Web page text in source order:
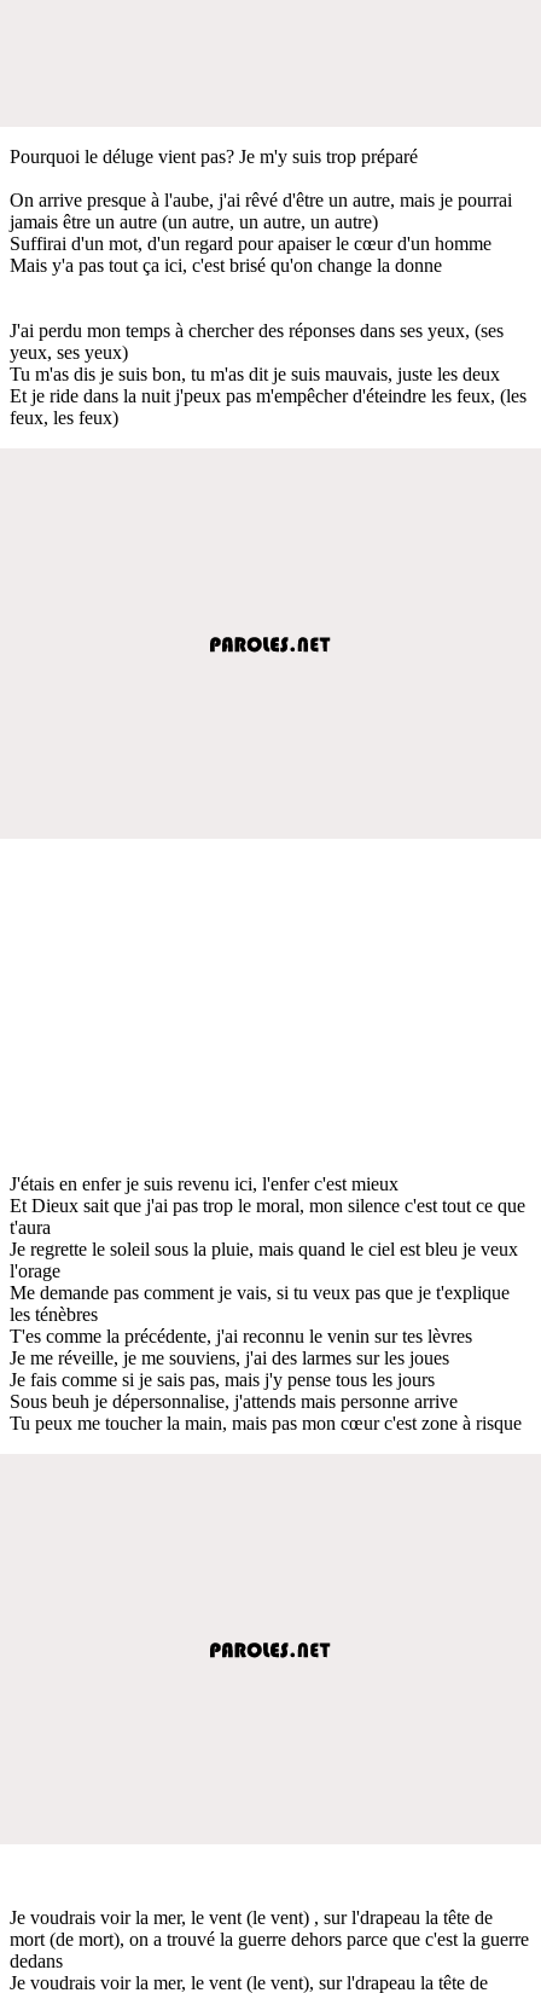
Pourquoi le déluge vient pas? Je m'y suis trop préparé
On arrive presque à l'aube, j'ai rêvé d'être un autre, mais je pourrai
jamais être un autre (un autre, un autre, un autre)
Suffirai d'un mot, d'un regard pour apaiser le cœur d'un homme
Mais y'a pas tout ça ici, c'est brisé qu'on change la donne
J'ai perdu mon temps à chercher des réponses dans ses yeux, (ses
yeux, ses yeux)
Tu m'as dis je suis bon, tu m'as dit je suis mauvais, juste les deux
Et je ride dans la nuit j'peux pas m'empêcher d'éteindre les feux, (les
feux, les feux)
J'étais en enfer je suis revenu ici, l'enfer c'est mieux
Et Dieux sait que j'ai pas trop le moral, mon silence c'est tout ce que
t'aura
Je regrette le soleil sous la pluie, mais quand le ciel est bleu je veux
l'orage
Me demande pas comment je vais, si tu veux pas que je t'explique
les ténèbres
T'es comme la précédente, j'ai reconnu le venin sur tes lèvres
Je me réveille, je me souviens, j'ai des larmes sur les joues
Je fais comme si je sais pas, mais j'y pense tous les jours
Sous beuh je dépersonnalise, j'attends mais personne arrive
Tu peux me toucher la main, mais pas mon cœur c'est zone à risque
Je voudrais voir la mer, le vent (le vent) , sur l'drapeau la tête de
mort (de mort), on a trouvé la guerre dehors parce que c'est la guerre
dedans
Je voudrais voir la mer, le vent (le vent), sur l'drapeau la tête de